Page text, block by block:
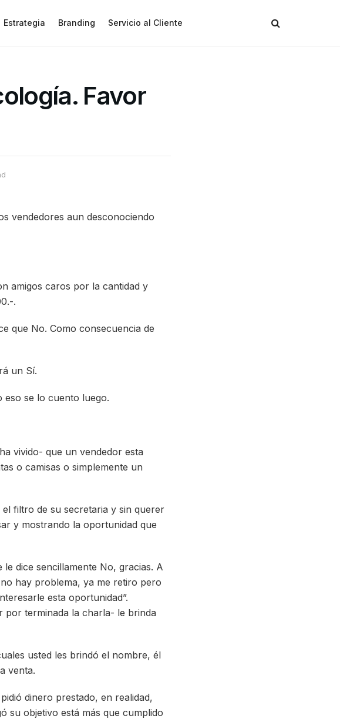
Estrategia Branding Servicio al Cliente
Favor
vendedores aun desconociendo
amigos caros por la cantidad y
.
que No. Como consecuencia de
un Sí.
eso se lo cuento luego.
vivido- que un vendedor esta
o camisas o simplemente un
filtro de su secretaria y sin querer
y mostrando la oportunidad que
dice sencillamente No, gracias. A
hay problema, ya me retiro pero
esta oportunidad”.
por terminada la charla- le brinda
usted les brindó el nombre, él
venta.
dinero prestado, en realidad,
su objetivo está más que cumplido